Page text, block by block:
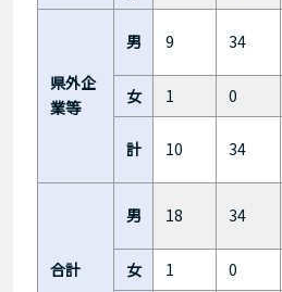
県外企
業等
男 9 34
女
1 0
計 10 34
合計
男 18 34
女
1 0